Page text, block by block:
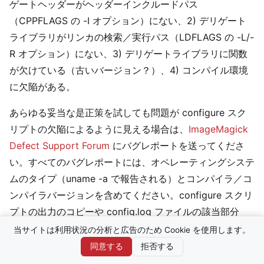
ゲートヘッダーがヘッダーインクルードパス
（CPPFLAGS の -I オプション）にない、2) デリゲート
ライブラリがリンカの検索／実行パス（LDFLAGS の -L/-
R オプション）にない、3) デリゲートライブラリに関数
が欠けている（古いバージョン？）、4) コンパイル環境
に欠陥がある。
あらゆる妥当な是正策を試しても問題が configure スク
リプトの欠陥によるように見える場合は、 ImageMagick
Defect Support Forum にバグレポートを送ってくださ
い。すべてのバグレポートには、オペレーティングシステ
ムのタイプ（uname -a で報告される）とコンパイラ／コ
ンパイラバージョンを含めてください。configure スクリ
プトの出力のコピーや config.log ファイルの該当部分
が、問題発見に役立つことがあります。config.log の一
部を投稿する場合は、観測している失敗を特定・解決でき
当サイトは利用状況の分析と広告のため Cookie を使用します。
同意する 拒否する